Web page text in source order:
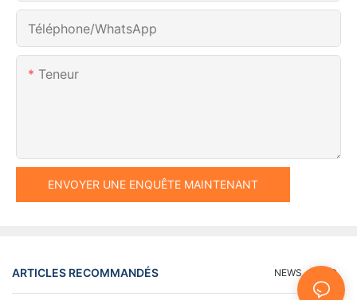
Téléphone/WhatsApp
Teneur
ENVOYER UNE ENQUÊTE MAINTENANT
ARTICLES RECOMMANDÉS FAQ
NEWS